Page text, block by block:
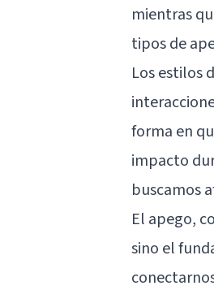
mientras
tipos de
Los estilos
forma en
impacto
buscamos
El apego,
sino el